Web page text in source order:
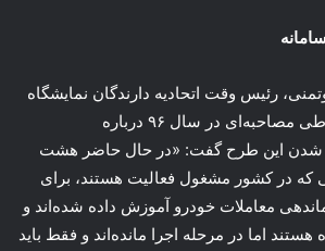
رئیس وقت اتحادیه دارندگان نمایشگاه
و فروشندگان خودرو، طی مصاحبه‌ای در سال ۹۶ درباره
شدن این طرح گفت: «در حال حاضر هشت
صنفی که در کشور مشغول فعالیت هستند، برای
معاملات خودرو آموزش داده شده‌اند و
اما در مرحله اجرا مانده‌اند و فقط باید